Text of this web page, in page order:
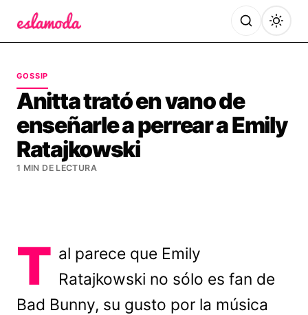
GOSSIP
Anitta trató en vano de
enseñarle a perrear a Emily
Ratajkowski
1 MIN DE LECTURA
T al parece que Emily
Ratajkowski no sólo es fan de
Bad Bunny, su gusto por la música